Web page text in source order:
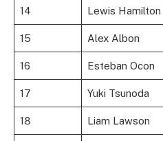
14 Lewis Hamilton
15 Alex Albon
16 Esteban Ocon
17 Yuki Tsunoda
18 Liam Lawson